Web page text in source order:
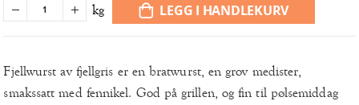
kg LEGG I HANDLEKURV
Fjellwurst av fjellgris er en bratwurst, en grov medister,
smakssatt med fennikel. God på grillen, og fin til pølsemiddag